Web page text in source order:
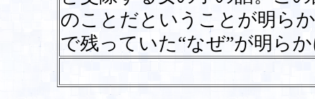
のことだということが明ら
で残っていた“なぜ”が明ら